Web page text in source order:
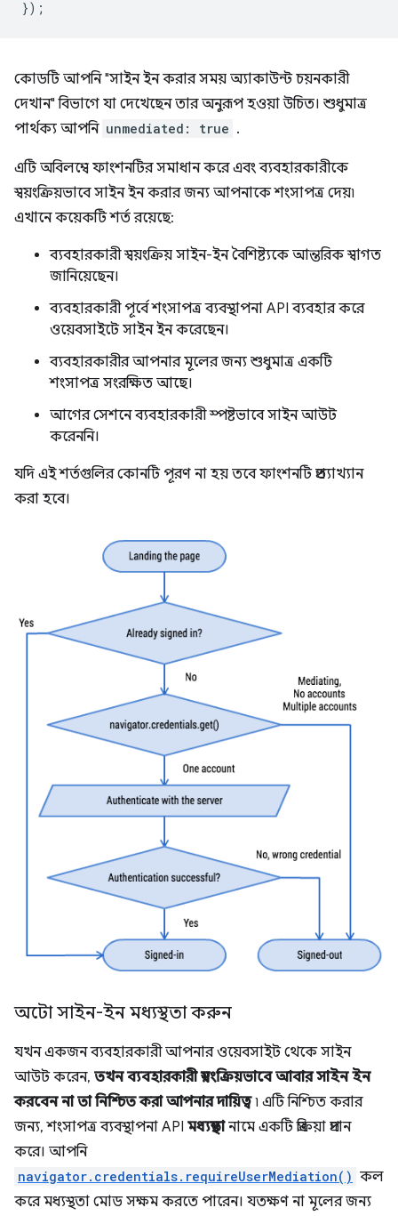
});
কোডটি আপনি "সাইন ইন করার সময় অ্যাকাউন্ট চয়নকারী
দেখান" বিভাগে যা দেখেছেন তার অনুরূপ হওয়া উচিত। শুধুমাত্র
পার্থক্য আপনি unmediated: true .
এটি অবিলম্বে ফাংশনটির সমাধান করে এবং ব্যবহারকারীকে
স্বয়ংক্রিয়ভাবে সাইন ইন করার জন্য আপনাকে শংসাপত্র দেয়৷
এখানে কয়েকটি শর্ত রয়েছে:
ব্যবহারকারী স্বয়ংক্রিয় সাইন-ইন বৈশিষ্ট্যকে আন্তরিক স্বাগত
জানিয়েছেন।
ব্যবহারকারী পূর্বে শংসাপত্র ব্যবস্থাপনা API ব্যবহার করে
ওয়েবসাইটে সাইন ইন করেছেন।
ব্যবহারকারীর আপনার মূলের জন্য শুধুমাত্র একটি
শংসাপত্র সংরক্ষিত আছে।
আগের সেশনে ব্যবহারকারী স্পষ্টভাবে সাইন আউট
করেননি।
যদি এই শর্তগুলির কোনটি পূরণ না হয় তবে ফাংশনটি প্রত্যাখ্যান
করা হবে।
অটো সাইন-ইন মধ্যস্থতা করুন
যখন একজন ব্যবহারকারী আপনার ওয়েবসাইট থেকে সাইন
আউট করেন, তখন ব্যবহারকারী স্বয়ংক্রিয়ভাবে আবার সাইন ইন
করবেন না তা নিশ্চিত করা আপনার দায়িত্ব৷ এটি নিশ্চিত করার
জন্য, শংসাপত্র ব্যবস্থাপনা API মধ্যস্থতানামে একটি প্রক্রিয়া প্রদান
করে। আপনি
navigator.credentials.requireUserMediation() কল
করে মধ্যস্থতা মোড সক্ষম করতে পারেন। যতক্ষণ না মূলের জন্য